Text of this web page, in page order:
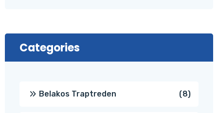
Categories
Belakos Traptreden 88